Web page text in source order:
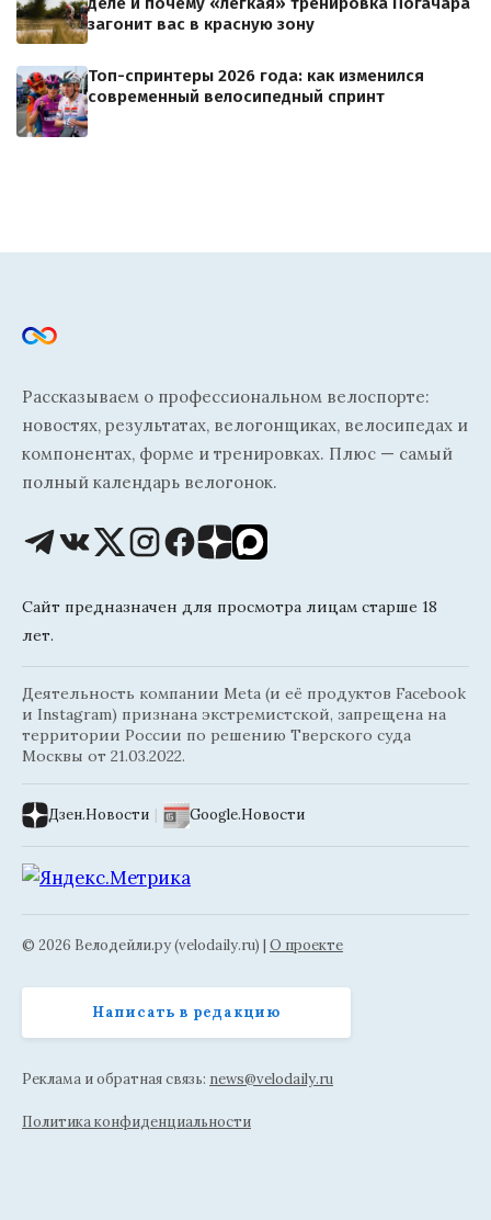
загонит вас в красную зону
Топ-спринтеры 2026 года: как изменился
современный велосипедный спринт
Рассказываем о профессиональном велоспорте:
новостях, результатах, велогонщиках, велосипедах и
компонентах, форме и тренировках. Плюс — самый
полный календарь велогонок.
Сайт предназначен для просмотра лицам старше 18
лет.
Деятельность компании Meta (и её продуктов Facebook
и Instagram) признана экстремистской, запрещена на
территории России по решению Тверского суда
Москвы от 21.03.2022.
Дзен.Новости | Google.Новости
© 2026 Велодейли.ру (velodaily.ru) | О проекте
Написать в редакцию
Реклама и обратная связь: news@velodaily.ru
Политика конфиденциальности